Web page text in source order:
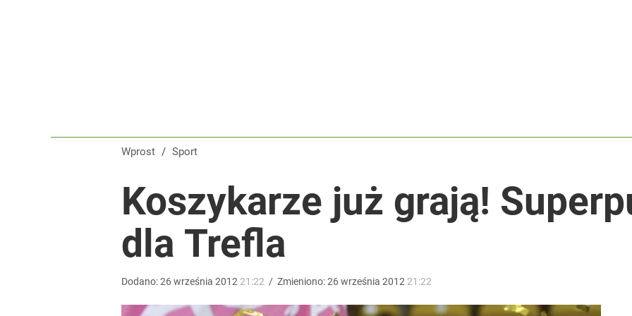
dodaj
Wprost / Sport
Koszykarze już grają!
dla Trefla
Dodano:26września 2012 21:22 / Zmieniono:26września 2012 21:22